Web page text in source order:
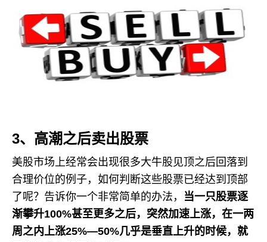
3、高潮之后卖出股票
美股市场上经常会出现很多大牛股见顶之后回落到
合理价位的例子，如何判断这些股票已经达到顶部
了呢？告诉你一个非常简单的办法， 当一只股票逐
渐攀升100%甚至更多之后，突然加速上涨，在一两
周之内上涨25%—50%几乎是垂直上升的时候，就